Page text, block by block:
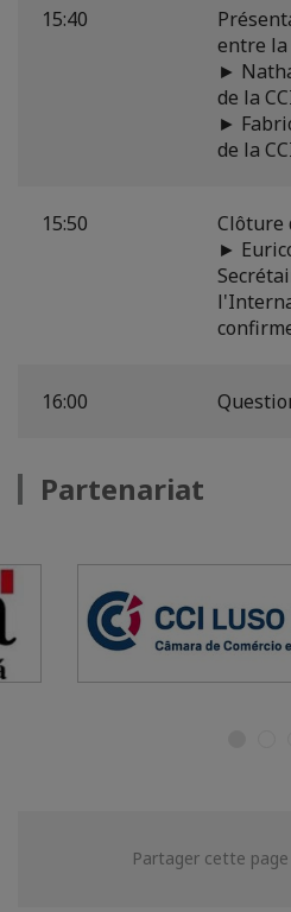
15:40
entre la
►
de la
►
de la
15:50
Clôture
►
16:00
Partenariat
Partager cette page